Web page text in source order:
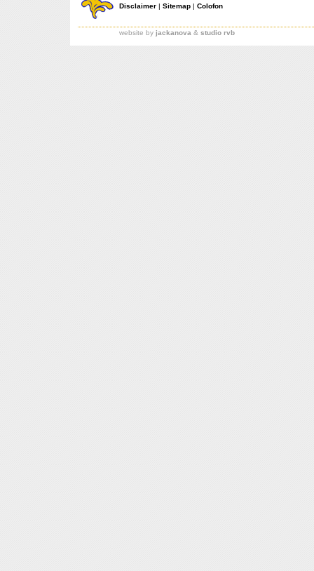
Disclaimer | Sitemap | Colofon
website by jackanova & studio rvb